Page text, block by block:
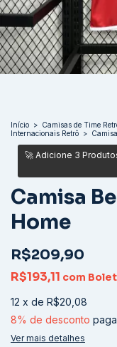
Início > Camisas de Time
Internacionais Retrô >
Camisa
Home
R$209,90
R$193,11 com
12 x de R$20,08
8% de desconto
Ver mais detalhes